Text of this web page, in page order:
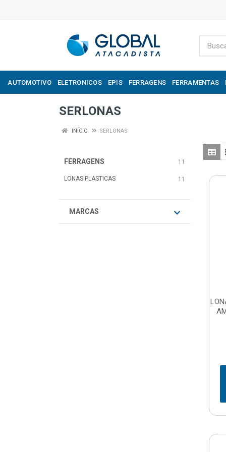
AUTOMOTIVO ELETRONICOS EPIS FERRAGENS FERRAMENTAS
SERLONAS
INÍCIO SERLONAS
FERRAGENS 11
LONAS PLASTICAS 11
MARCAS